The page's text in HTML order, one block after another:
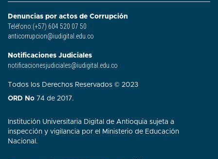
Denuncias por actos de Corrupción
Teléfono:(+57) 604 520 07 50
anticorrupcion@iudigital.edu.co
Notificaciones Judiciales
notificacionesjudiciales@iudigital.edu.co
Todos los Derechos Reservados © 2023
ORD No 74 de 2017.
Institución Universitaria Digital de Antioquia sujeta a
inspección y vigilancia por el Ministerio de Educación
Nacional.